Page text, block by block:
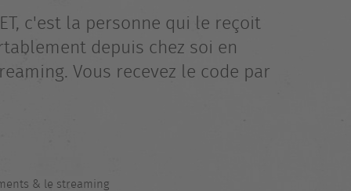
c'est la personne qui le reçoit
depuis chez soi en
Vous recevez le code par
& le streaming